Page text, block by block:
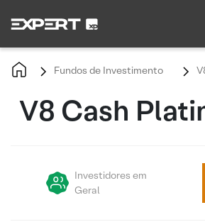
Fundos de Investimento
V8 Cash
Investidores em
Geral